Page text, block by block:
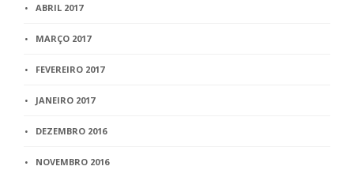
ABRIL 2017
MARÇO 2017
FEVEREIRO 2017
JANEIRO 2017
DEZEMBRO 2016
NOVEMBRO 2016